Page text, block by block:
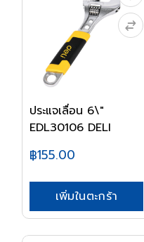
ประแจเลื่อน 6\"
EDL30106 DELI
฿155.00
เพิ่มในตะกร้า